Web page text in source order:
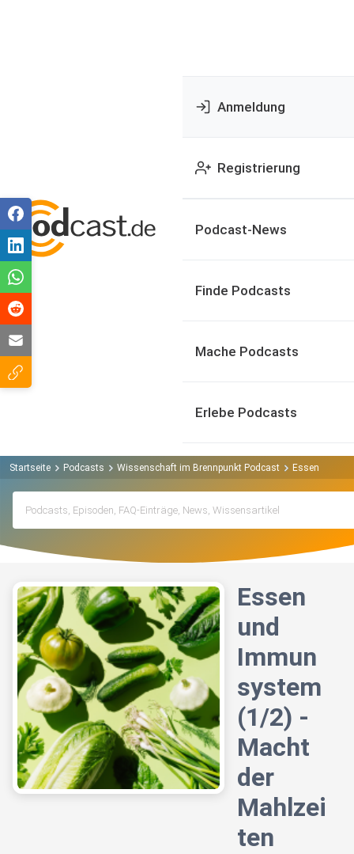
Anmeldung
Registrierung
Podcast-News
Finde Podcasts
Mache Podcasts
Erlebe Podcasts
Startseite Podcasts Wissenschaft im Brennpunkt Podcast Essen und
Essen
und
Immun
system
(1/2) -
Macht
der
Mahlzei
ten